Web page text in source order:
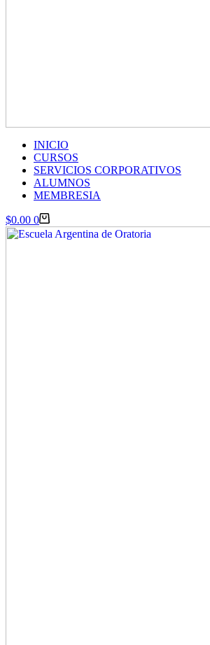
INICIO
CURSOS
SERVICIOS CORPORATIVOS
ALUMNOS
MEMBRESIA
Carro
de
$0.00 0